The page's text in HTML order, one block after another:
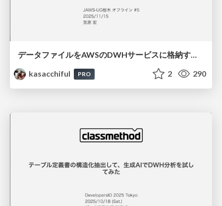
データファイルをAWSのDWHサービスに格納する / 20251115jawsug-tochigi
kasacchiful
PRO 2 290